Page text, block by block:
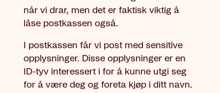
når vi drar, men det er faktisk viktig å
låse postkassen også.
I postkassen får vi post med sensitive
opplysninger. Disse opplysninger er en
ID-tyv interessert i for å kunne utgi seg
for å være deg og foreta kjøp i ditt navn.